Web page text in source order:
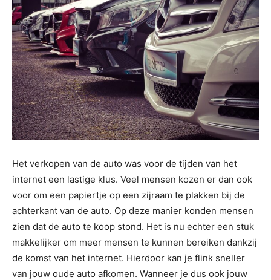
Het verkopen van de auto was voor de tijden van het
internet een lastige klus. Veel mensen kozen er dan ook
voor om een papiertje op een zijraam te plakken bij de
achterkant van de auto. Op deze manier konden mensen
zien dat de auto te koop stond. Het is nu echter een stuk
makkelijker om meer mensen te kunnen bereiken dankzij
de komst van het internet. Hierdoor kan je flink sneller
van jouw oude auto afkomen. Wanneer je dus ook jouw